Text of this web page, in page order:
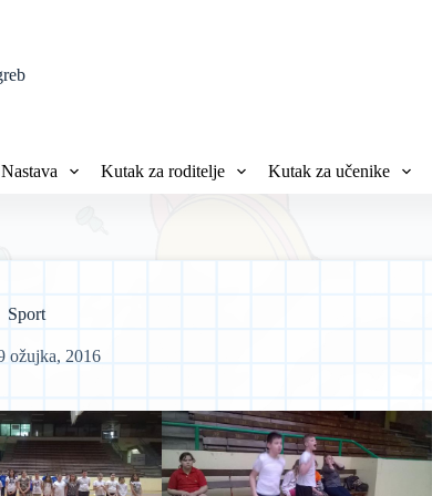
Nastava Kutak za roditelje Kutak za učenike
Sport
ožujka, 2016